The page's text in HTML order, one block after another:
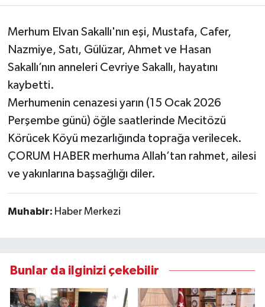
Merhum Elvan Sakallı'nın eşi, Mustafa, Cafer,
Nazmiye, Satı, Gülüzar, Ahmet ve Hasan
Sakallı’nın anneleri Cevriye Sakallı, hayatını
kaybetti.
Merhumenin cenazesi yarın (15 Ocak 2026
Perşembe günü) öğle saatlerinde Mecitözü
Körücek Köyü mezarlığında toprağa verilecek.
ÇORUM HABER merhuma Allah’tan rahmet, ailesi
ve yakınlarına başsağlığı diler.
Muhabir: Haber Merkezi
Bunlar da ilginizi çekebilir
Osmancık
Sungurlu
Sağlık